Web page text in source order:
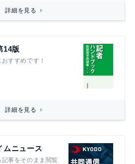
詳細を見る
14版
すすめです！
詳細を見る
ムニュース
事をそのまま閲覧